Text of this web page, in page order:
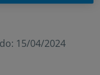
15/04/2024